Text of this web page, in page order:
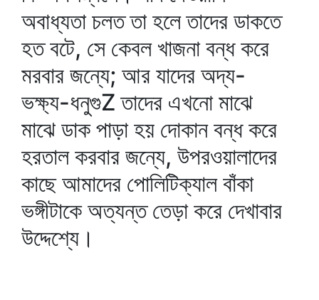
অবাধ্যতা চলত তা হলে তাদের ডাকতে
হত বটে, সে কেবল খাজনা বন্ধ করে
মরবার জন্যে; আর যাদের অদ্য-
ভক্ষ্য-ধনুগুZ তাদের এখনো মাঝে
মাঝে ডাক পাড়া হয় দোকান বন্ধ করে
হরতাল করবার জন্যে, উপরওয়ালাদের
কাছে আমাদের পোলিটিক্যাল বাঁকা
ভঙ্গীটাকে অত্যন্ত তেড়া করে দেখাবার
উদ্দেশ্যে।